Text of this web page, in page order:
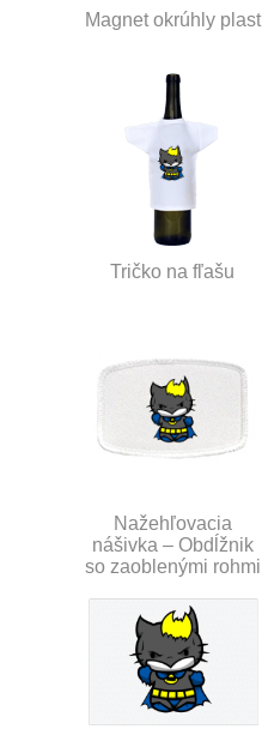
Magnet okrúhly plast
Tričko na fľašu
Nažehľovacia
nášivka – Obdĺžnik
so zaoblenými rohmi